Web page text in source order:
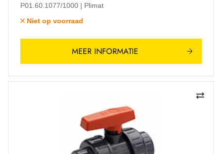
P01.60.1077/1000
Plimat
Niet op voorraad
MEER INFORMATIE